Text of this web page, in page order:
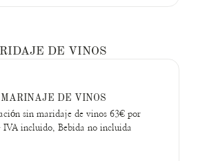
DE VINOS
DE VINOS
sin maridaje de vinos 63€ por
IVA incluido, Bebida no incluida